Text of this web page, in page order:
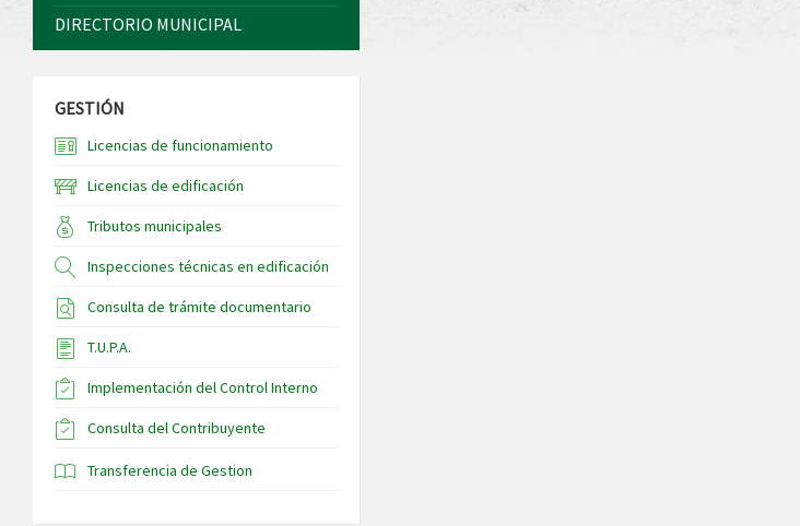
DIRECTORIO MUNICIPAL
GESTIÓN
Licencias de funcionamiento
Licencias de edificación
Tributos municipales
Inspecciones técnicas en edificación
Consulta de trámite documentario
T.U.P.A.
Implementación del Control Interno
Consulta del Contribuyente
Transferencia de Gestion